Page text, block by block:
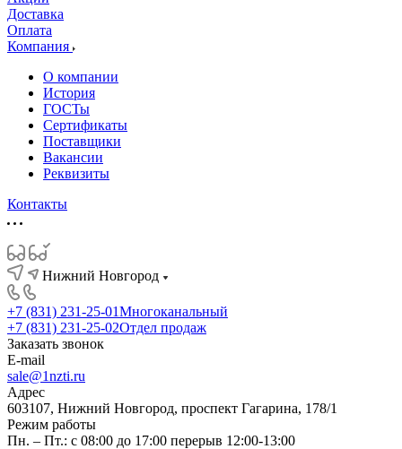
Доставка
Оплата
Компания
О компании
История
ГОСТы
Сертификаты
Поставщики
Вакансии
Реквизиты
Контакты
Нижний Новгород
+7 (831) 231-25-01Многоканальный
+7 (831) 231-25-02Отдел продаж
Заказать звонок
E-mail
sale@1nzti.ru
Адрес
603107, Нижний Новгород, проспект Гагарина, 178/1
Режим работы
Пн. – Пт.: с 08:00 до 17:00 перерыв 12:00-13:00